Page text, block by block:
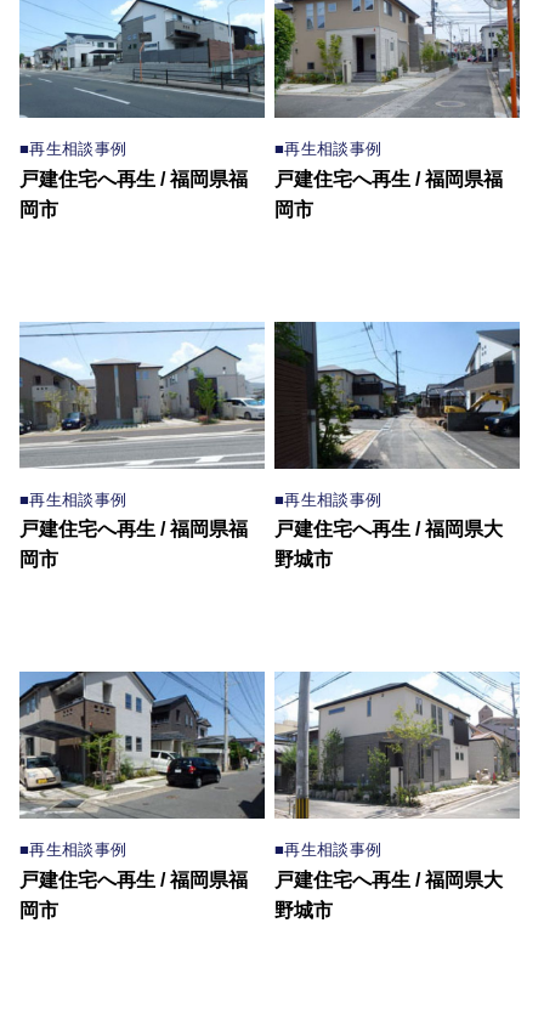
■再生相談事例
戸建住宅へ再生 / 福岡県福
岡市
■再生相談事例
戸建住宅へ再生 / 福岡県福
岡市
■再生相談事例
戸建住宅へ再生 / 福岡県福
岡市
■再生相談事例
戸建住宅へ再生 / 福岡県大
野城市
■再生相談事例
戸建住宅へ再生 / 福岡県福
岡市
■再生相談事例
戸建住宅へ再生 / 福岡県大
野城市